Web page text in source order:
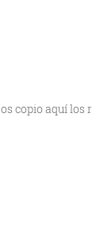
copio aquí los